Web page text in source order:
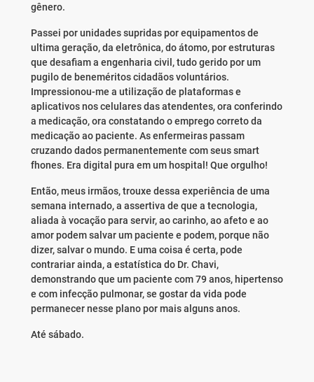
gênero.
Passei por unidades supridas por equipamentos de
ultima geração, da eletrônica, do átomo, por estruturas
que desafiam a engenharia civil, tudo gerido por um
pugilo de beneméritos cidadãos voluntários.
Impressionou-me a utilização de plataformas e
aplicativos nos celulares das atendentes, ora conferindo
a medicação, ora constatando o emprego correto da
medicação ao paciente. As enfermeiras passam
cruzando dados permanentemente com seus smart
fhones. Era digital pura em um hospital! Que orgulho!
Então, meus irmãos, trouxe dessa experiência de uma
semana internado, a assertiva de que a tecnologia,
aliada à vocação para servir, ao carinho, ao afeto e ao
amor podem salvar um paciente e podem, porque não
dizer, salvar o mundo. E uma coisa é certa, pode
contrariar ainda, a estatística do Dr. Chavi,
demonstrando que um paciente com 79 anos, hipertenso
e com infecção pulmonar, se gostar da vida pode
permanecer nesse plano por mais alguns anos.
Até sábado.